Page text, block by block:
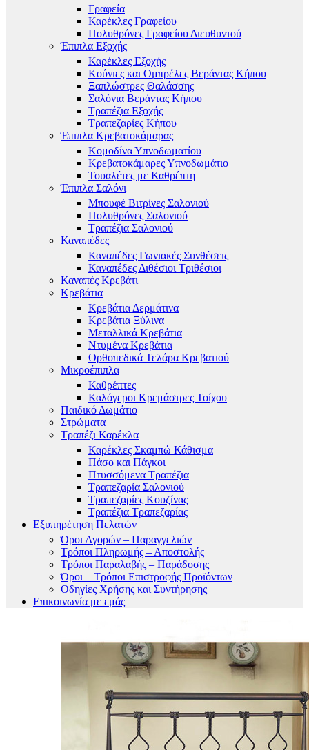
Γραφεία
Καρέκλες Γραφείου
Πολυθρόνες Γραφείου Διευθυντού
Έπιπλα Εξοχής
Καρέκλες Εξοχής
Κούνιες και Ομπρέλες Βεράντας Κήπου
Ξαπλώστρες Θαλάσσης
Σαλόνια Βεράντας Κήπου
Τραπέζια Εξοχής
Τραπεζαρίες Κήπου
Έπιπλα Κρεβατοκάμαρας
Κομοδίνα Υπνοδωματίου
Κρεβατοκάμαρες Υπνοδωμάτιο
Τουαλέτες με Καθρέπτη
Έπιπλα Σαλόνι
Μπουφέ Βιτρίνες Σαλονιού
Πολυθρόνες Σαλονιού
Τραπέζια Σαλονιού
Καναπέδες
Καναπέδες Γωνιακές Συνθέσεις
Καναπέδες Διθέσιοι Τριθέσιοι
Καναπές Κρεβάτι
Κρεβάτια
Κρεβάτια Δερμάτινα
Κρεβάτια Ξύλινα
Μεταλλικά Κρεβάτια
Ντυμένα Κρεβάτια
Ορθοπεδικά Τελάρα Κρεβατιού
Μικροέπιπλα
Καθρέπτες
Καλόγεροι Κρεμάστρες Τοίχου
Παιδικό Δωμάτιο
Στρώματα
Τραπέζι Καρέκλα
Καρέκλες Σκαμπώ Κάθισμα
Πάσο και Πάγκοι
Πτυσσόμενα Τραπέζια
Τραπεζαρία Σαλονιού
Τραπεζαρίες Κουζίνας
Τραπέζια Τραπεζαρίας
Εξυπηρέτηση Πελατών
Όροι Αγορών – Παραγγελιών
Τρόποι Πληρωμής – Αποστολής
Τρόποι Παραλαβής – Παράδοσης
Όροι – Τρόποι Επιστροφής Προϊόντων
Οδηγίες Χρήσης και Συντήρησης
Επικοινωνία με εμάς